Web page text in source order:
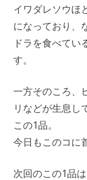
イワダレソウほ
になっており、
ドラを食べてい
す。
一方そのころ、
リなどが生息し
この1品。
今日もこのコに
次回のこの1品